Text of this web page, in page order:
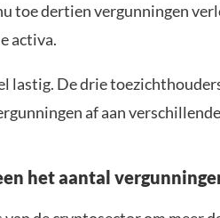
toe dertien vergunningen
activa.
lastig. De drie
af aan
het aantal